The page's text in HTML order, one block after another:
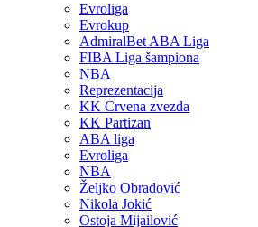
Evroliga
Evrokup
AdmiralBet ABA Liga
FIBA Liga šampiona
NBA
Reprezentacija
KK Crvena zvezda
KK Partizan
ABA liga
Evroliga
NBA
Željko Obradović
Nikola Jokić
Ostoja Mijailović